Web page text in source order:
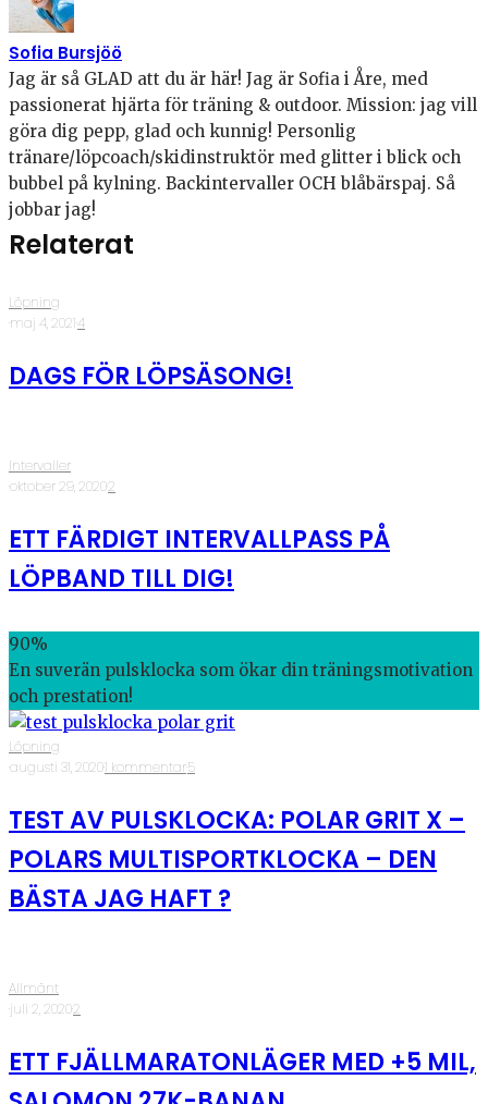
Sofia Bursjöö
Jag är så GLAD att du är här! Jag är Sofia i Åre, med
passionerat hjärta för träning & outdoor. Mission: jag vill
göra dig pepp, glad och kunnig! Personlig
tränare/löpcoach/skidinstruktör med glitter i blick och
bubbel på kylning. Backintervaller OCH blåbärspaj. Så
jobbar jag!
Relaterat
Löpning
·maj 4, 2021·4
DAGS FÖR LÖPSÄSONG!
Intervaller
·oktober 29, 2020·2
ETT FÄRDIGT INTERVALLPASS PÅ
LÖPBAND TILL DIG!
90%
En suverän pulsklocka som ökar din träningsmotivation
och prestation!
Löpning
·augusti 31, 2020·1 kommentar·5
TEST AV PULSKLOCKA: POLAR GRIT X –
POLARS MULTISPORTKLOCKA – DEN
BÄSTA JAG HAFT ?
Allmänt
·juli 2, 2020·2
ETT FJÄLLMARATONLÄGER MED +5 MIL,